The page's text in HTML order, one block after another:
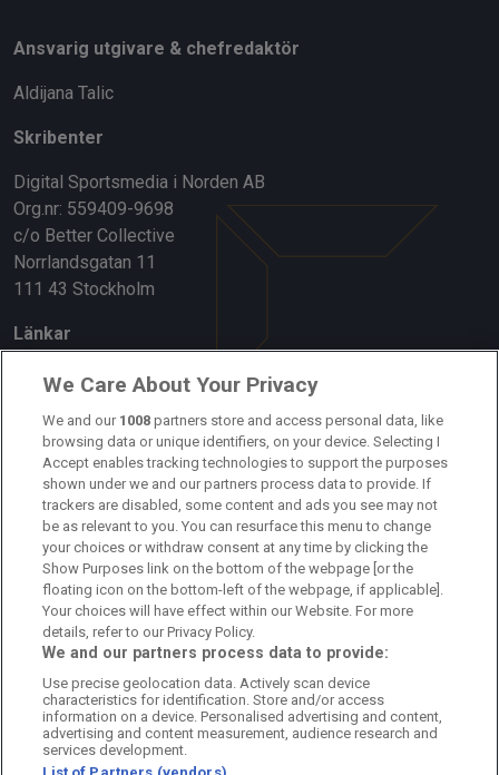
Ansvarig utgivare & chefredaktör
Aldijana Talic
Skribenter
Digital Sportsmedia i Norden AB
Org.nr: 559409-9698
c/o Better Collective
Norrlandsgatan 11
111 43 Stockholm
Länkar
Om oss
Kontakta oss
Kundtjänst
Sponsor: Rekatochklart
Annonsera på Fotbolldirekt
Redaktionell policy
Personuppgiftspolicy
Cookiepolicy
Arkiv
We Care About Your Privacy
We and our 1008 partners store and access personal data, like
browsing data or unique identifiers, on your device. Selecting I
Accept enables tracking technologies to support the purposes
shown under we and our partners process data to provide. If
trackers are disabled, some content and ads you see may not
be as relevant to you. You can resurface this menu to change
your choices or withdraw consent at any time by clicking the
Show Purposes link on the bottom of the webpage [or the
floating icon on the bottom-left of the webpage, if applicable].
Your choices will have effect within our Website. For more
details, refer to our Privacy Policy.
We and our partners process data to provide:
Use precise geolocation data. Actively scan device
characteristics for identification. Store and/or access
information on a device. Personalised advertising and content,
advertising and content measurement, audience research and
services development.